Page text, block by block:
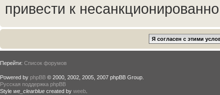
привести к
Перейти: Список форумов
Powered by phpBB © 2000, 2002, 2005, 2007 phpBB Group.
Русская поддержка phpBB
Style we_clearblue created by weeb